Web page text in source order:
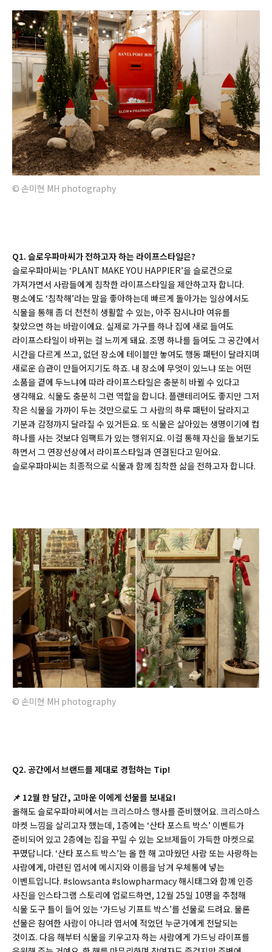
© 손미현 MH photography
Q1. 슬로우파마씨가 전하고자 하는 라이프스타일은?
슬로우파마씨는 ‘PLANT MAKE YOU HAPPIER’을 슬로건으로
가져가면서 사람들에게 침착한 라이프스타일을 제안하고자 합니다.
평소에도 ‘침착해’라는 말을 좋아하는데 빠르게 돌아가는 일상에서도
식물을 통해 좀 더 천천히 생활할 수 있는, 아주 잠시나마 여유를
찾았으면 하는 바람이에요. 실제로 가구를 하나 집에 새로 들여도
라이프스타일이 바뀌는 걸 느끼게 돼요. 조명 하나를 들여도 그 공간에서
시간을 다르게 쓰고, 없던 장소에 테이블만 놓여도 행동 패턴이 달라지며
새로운 습관이 만들어지기도 하죠. 내 장소에 무엇이 있느냐 또는 어떤
소품을 곁에 두느냐에 따라 라이프스타일은 충분히 바뀔 수 있다고
생각해요. 식물도 충분히 그런 역할을 합니다. 플랜테리어도 좋지만 그저
작은 식물을 가까이 두는 것만으로도 그 사람의 하루 패턴이 달라지고
기분과 감정까지 달라질 수 있거든요. 또 식물은 살아있는 생명이기에 컵
하나를 사는 것보다 임팩트가 있는 행위지요. 이걸 통해 자신을 돌보기도
하면서 그 연장선상에서 라이프스타일과 연결된다고 믿어요.
슬로우파마씨는 최종적으로 식물과 함께 침착한 삶을 전하고자 합니다.
© 손미현 MH photography
Q2. 공간에서 브랜드를 제대로 경험하는 Tip!
📌 12월 한 달간, 고마운 이에게 선물를 보내요!
올해도 슬로우파마씨에서는 크리스마스 행사를 준비했어요. 크리스마스
마켓 느낌을 살리고자 했는데, 1층에는 ‘산타 포스트 박스’ 이벤트가
준비되어 있고 2층에는 집을 꾸밀 수 있는 오브제들이 가득한 마켓으로
꾸몄답니다. ‘산타 포스트 박스’는 올 한 해 고마웠던 사람 또는 사랑하는
사람에게, 마련된 엽서에 메시지와 이름을 남겨 우체통에 넣는
이벤트입니다. #slowsanta #slowpharmacy 해시태그와 함께 인증
사진을 인스타그램 스토리에 업로드하면, 12월 25일 10명을 추첨해
식물 도구 틀이 들어 있는 ‘가드닝 기프트 박스’를 선물로 드려요. 물론
선물은 참여한 사람이 아니라 엽서에 적었던 누군가에게 전달되는
것이죠. 다음 해부터 식물을 키우고자 하는 사람에게 가드닝 라이프를